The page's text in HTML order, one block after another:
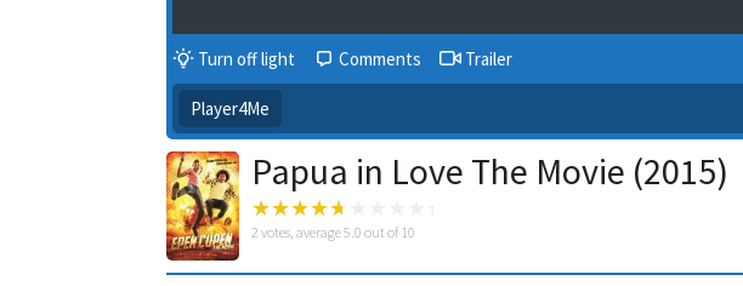
Turn off light Comments Trailer
Player4Me
Papua in Love The Movie (2015)
2 votes, average5.0 out of 10